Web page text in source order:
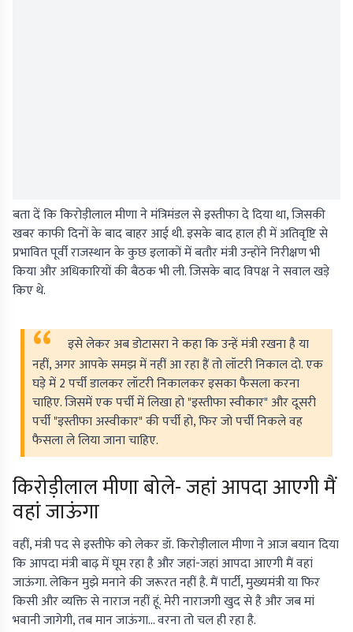
बता दें कि किरोड़ीलाल मीणा ने मंत्रिमंडल से इस्तीफा दे दिया था, जिसकी
खबर काफी दिनों के बाद बाहर आई थी. इसके बाद हाल ही में अतिवृष्टि से
प्रभावित पूर्वी राजस्थान के कुछ इलाकों में बतौर मंत्री उन्होंने निरीक्षण भी
किया और अधिकारियों की बैठक भी ली. जिसके बाद विपक्ष ने सवाल खड़े
किए थे.
इसे लेकर अब डोटासरा ने कहा कि उन्हें मंत्री रखना है या
नहीं, अगर आपके समझ में नहीं आ रहा हैं तो लॉटरी निकाल दो. एक
घड़े में 2 पर्ची डालकर लॉटरी निकालकर इसका फैसला करना
चाहिए. जिसमें एक पर्ची में लिखा हो "इस्तीफा स्वीकार" और दूसरी
पर्ची "इस्तीफा अस्वीकार" की पर्ची हो, फिर जो पर्ची निकले वह
फैसला ले लिया जाना चाहिए.
किरोड़ीलाल मीणा बोले- जहां आपदा आएगी मैं
वहां जाऊंगा
वहीं, मंत्री पद से इस्तीफे को लेकर डॉ. किरोड़ीलाल मीणा ने आज बयान दिया
कि आपदा मंत्री बाढ़ में घूम रहा है और जहां-जहां आपदा आएगी मैं वहां
जाऊंगा. लेकिन मुझे मनाने की जरूरत नहीं है. मैं पार्टी, मुख्यमंत्री या फिर
किसी और व्यक्ति से नाराज नहीं हूं. मेरी नाराजगी खुद से है और जब मां
भवानी जागेगी, तब मान जाऊंगा... वरना तो चल ही रहा है.